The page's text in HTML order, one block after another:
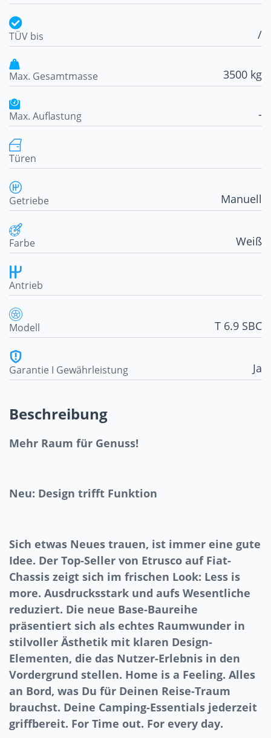
TÜV bis /
Max. Gesamtmasse 3500 kg
Max. Auflastung -
Türen
Getriebe Manuell
Farbe Weiß
Antrieb
Modell T 6.9 SBC
Garantie I Gewährleistung Ja
Beschreibung
Mehr Raum für Genuss!
Neu: Design trifft Funktion
Sich etwas Neues trauen, ist immer eine gute
Idee. Der Top-Seller von Etrusco auf Fiat-
Chassis zeigt sich im frischen Look: Less is
more. Ausdrucksstark und aufs Wesentliche
reduziert. Die neue Base-Baureihe
präsentiert sich als echtes Raumwunder in
stilvoller Ästhetik mit klaren Design-
Elementen, die das Nutzer-Erlebnis in den
Vordergrund stellen. Home is a Feeling. Alles
an Bord, was Du für Deinen Reise-Traum
brauchst. Deine Camping-Essentials jederzeit
griffbereit. For Time out. For every day.